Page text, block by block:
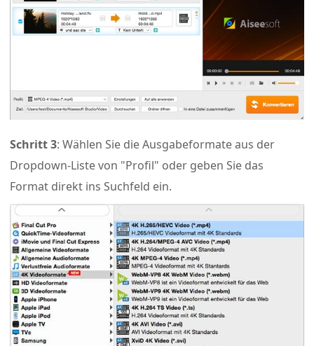
Schritt 3: Wählen Sie die Ausgabeformate aus der
Dropdown-Liste von "Profil" oder geben Sie das
Format direkt ins Suchfeld ein.